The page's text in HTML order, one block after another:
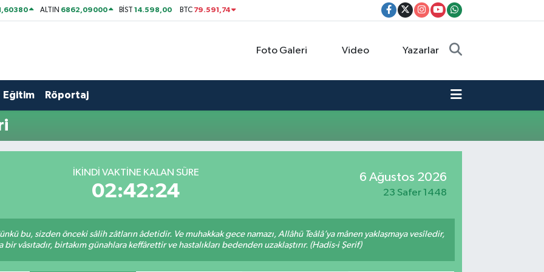
ALTIN 6862,09000 BİST14.598,00 BTC 79.591,74
Foto Galeri Video Yazarlar
Eğitim Röportaj
İKINDI VAKTİNE KALAN SÜRE
02:42:24
6 Ağustos 2026
23 Safer 1448
bu, sizden önceki sâlih zâtların âdetidir. Ve muhakkak gece namazı, Allâhü Teâlâ’ya mânen yaklaşmaya vesîledir,
vâsıtadır, birtakım günahlara keffârettir ve hastalıkları bedenden uzaklaştırır. (Hadis-i Şerif)